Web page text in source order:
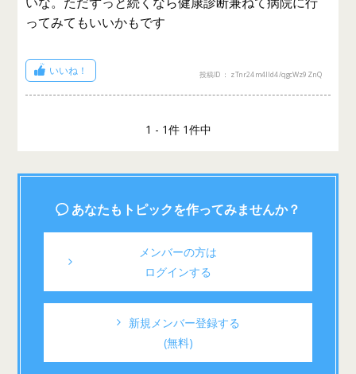
ってみてもいいかもです
いいね！ 投稿ID： zTnr24m4lId4/qgcWz9ZnQ
1 - 1件 1件中
あなたもトピックを作ってみませんか？
メンバーの方は
ログインする
新規メンバー登録する
(無料)